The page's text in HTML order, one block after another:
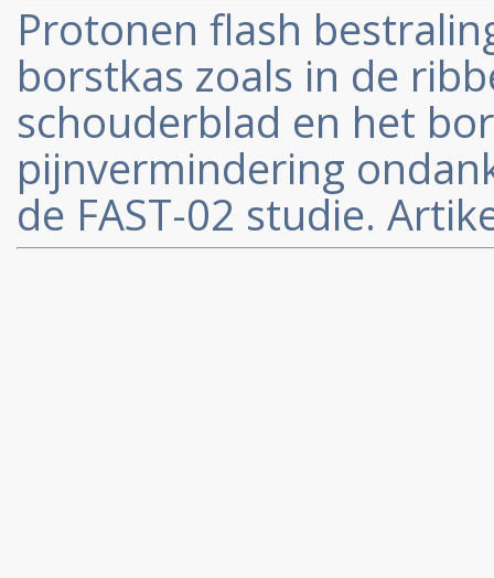
Protonen flash
borstkas zoals in de
schouderblad en het
pijnvermindering
de FAST-02 studie.